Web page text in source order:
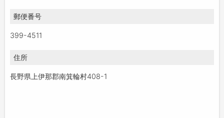
郵便番号
399-4511
住所
長野県上伊那郡南箕輪村408-1